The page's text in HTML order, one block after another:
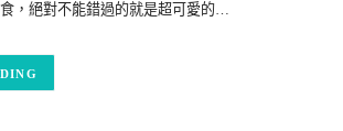
，絕對不能錯過的就是超可愛的…